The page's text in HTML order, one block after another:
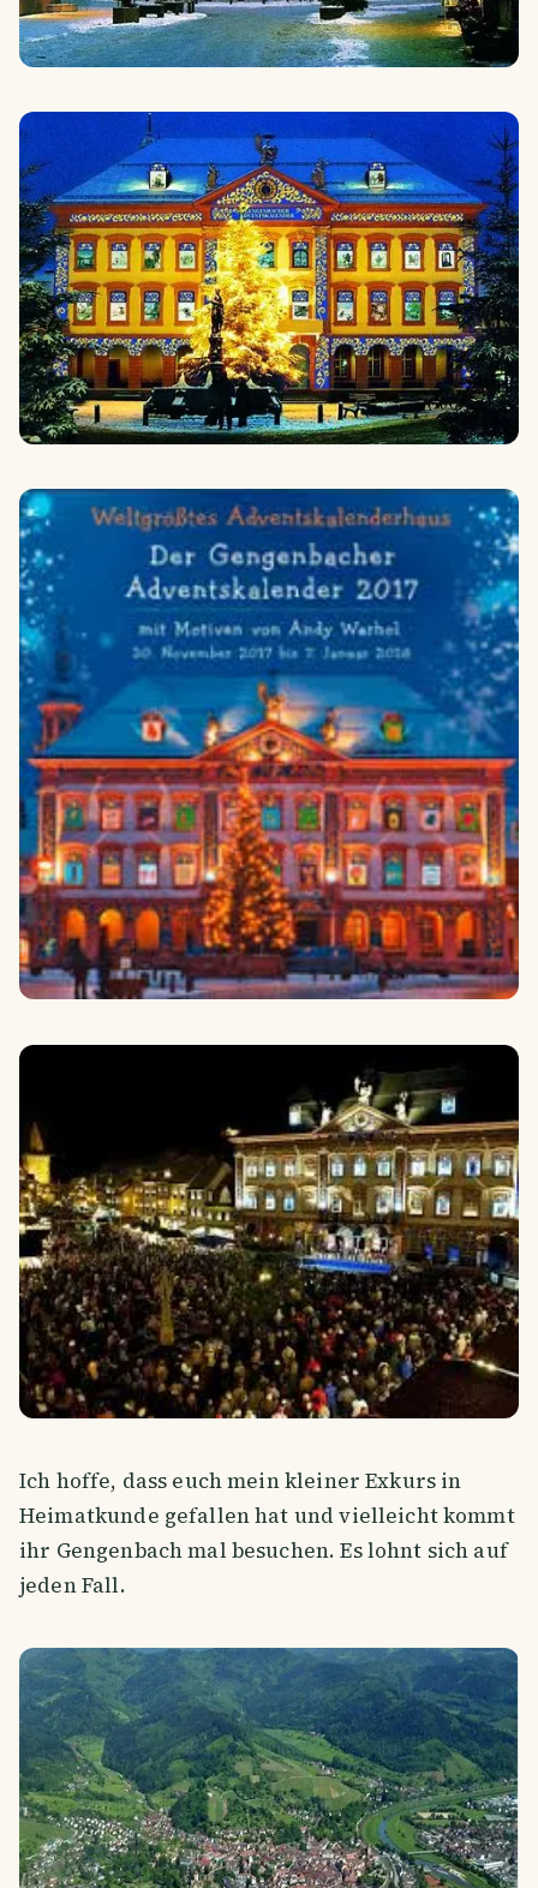
Ich hoffe, dass euch mein kleiner Exkurs in
Heimatkunde gefallen hat und vielleicht kommt
ihr Gengenbach mal besuchen. Es lohnt sich auf
jeden Fall.